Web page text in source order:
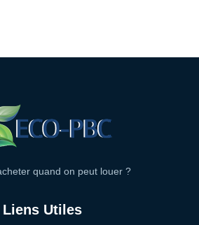
quand on peut louer ?
Liens Utiles